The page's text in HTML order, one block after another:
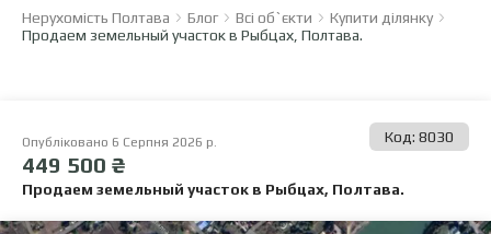
Нерухомість Полтава Блог Всі об`єкти
Купити ділянку
Продаем земельный участок в Рыбцах, Полтава.
Опубліковано 6 Серпня 2026 р. Код: 8030
449 500 ₴
Продаем земельный участок в Рыбцах, Полтава.